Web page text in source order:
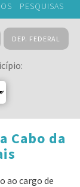
PESQUISAS
DEP. FEDERAL
Cabo da
ao cargo de